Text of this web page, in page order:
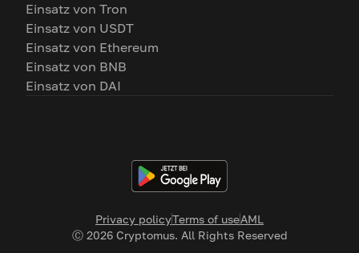
Privacy policyTerms of useAML
Ⓒ 2026Cryptomus. All Rights Reserved
Einsatz von Tron
Einsatz von USDT
Einsatz von Ethereum
Einsatz von BNB
Einsatz von DAI